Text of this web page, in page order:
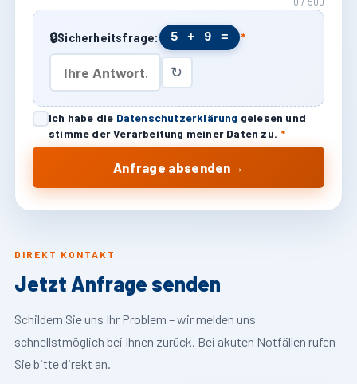
DIREKT KONTAKT
Jetzt Anfrage senden
Schildern Sie uns Ihr Problem – wir melden uns
schnellstmöglich bei Ihnen zurück. Bei akuten Notfällen rufen
Sie bitte direkt an.
🔒Sicherheitsfrage: 5 + 9 = *
↻
Ich habe die Datenschutzerklärung gelesen und
stimme der Verarbeitung meiner Daten zu. *
Anfrage absenden →